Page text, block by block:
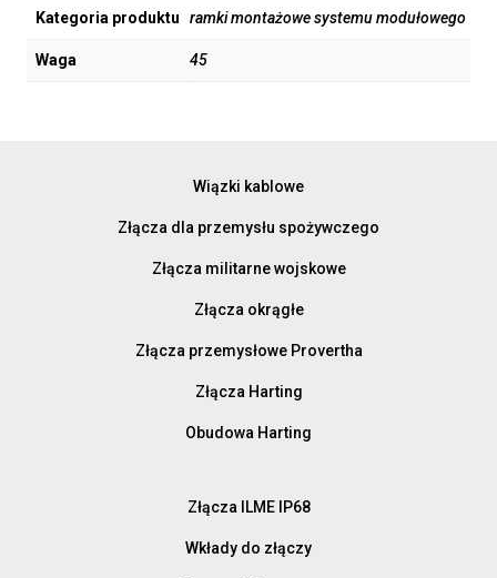
Kategoria produktu ramki montażowe systemu modułowego
Waga 45
Wiązki kablowe
Złącza dla przemysłu spożywczego
Złącza militarne wojskowe
Złącza okrągłe
Złącza przemysłowe Provertha
Złącza Harting
Obudowa Harting
Złącza ILME IP68
Wkłady do złączy